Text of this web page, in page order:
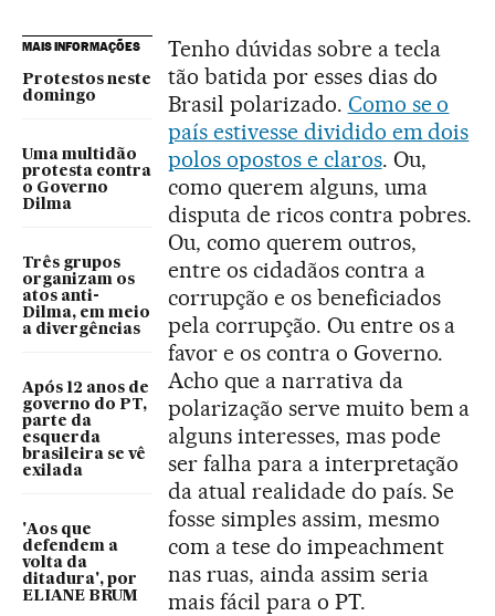
MAIS INFORMAÇÕES
Protestos neste
domingo
Uma multidão
protesta contra
o Governo
Dilma
Três grupos
organizam os
atos anti-
Dilma, em meio
a divergências
Após 12 anos de
governo do PT,
parte da
esquerda
brasileira se vê
exilada
'Aos que
defendem a
volta da
ditadura', por
ELIANE BRUM
Tenho dúvidas sobre a tecla
tão batida por esses dias do
Brasil polarizado. Como se o
país estivesse dividido em dois
polos opostos e claros. Ou,
como querem alguns, uma
disputa de ricos contra pobres.
Ou, como querem outros,
entre os cidadãos contra a
corrupção e os beneficiados
pela corrupção. Ou entre os a
favor e os contra o Governo.
Acho que a narrativa da
polarização serve muito bem a
alguns interesses, mas pode
ser falha para a interpretação
da atual realidade do país. Se
fosse simples assim, mesmo
com a tese do impeachment
nas ruas, ainda assim seria
mais fácil para o PT.